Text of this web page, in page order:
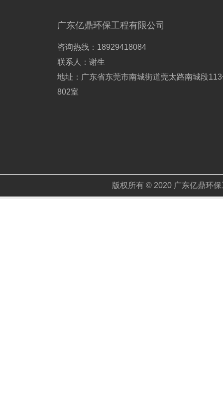
广东亿鼎环保工程有限公司
咨询热线：18929418084
联系人：谢生
地址：广东省东莞市南城街道莞太路南城段
802室
版权所有 © 2020 广东亿鼎环